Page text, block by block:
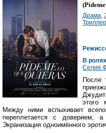
(
Драма
Триллер
В ролях
Селия
После
этого
Между ними вспыхивает
переплетается с доверием,
Экранизация одноимённого